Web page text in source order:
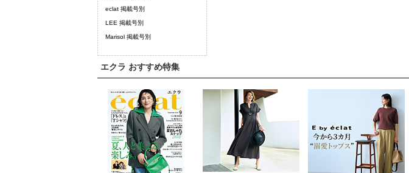
eclat 掲載号別
LEE 掲載号別
Marisol 掲載号別
エクラ おすすめ特集